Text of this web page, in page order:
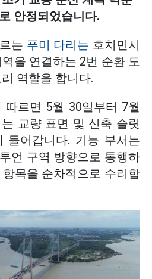
안정되었습니다.
는 푸미 다리는 호치민시
을 연결하는 2번 순환 도
역할을 합니다.
따르면 5월 30일부터 7월
교량 표면 및 신축 슬릿
들어갑니다. 기능 부서는
언 구역 방향으로 통행하
목을 순차적으로 수리합